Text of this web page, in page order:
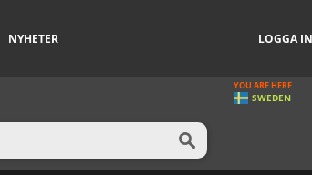
NYHETER
YOU ARE HERE
SWEDEN